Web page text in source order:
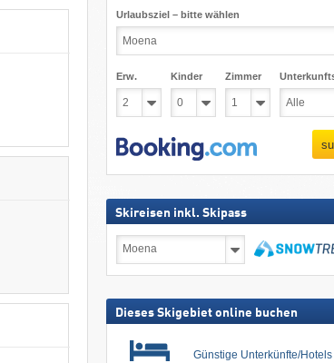
Urlaubsziel – bitte wählen
Erw. Kinder Zimmer
Skireisen inkl. Skipass
inkl.
Dieses Skigebiet online buchen
Günstige Unterkünfte/Hotels